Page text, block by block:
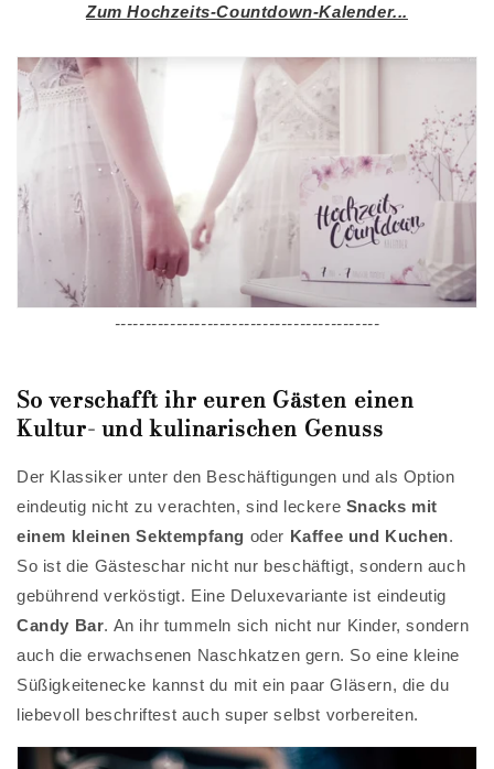
Zum Hochzeits-Countdown-Kalender...
-------------------------------------------
So verschafft ihr euren Gästen einen
Kultur- und kulinarischen Genuss
Der Klassiker unter den Beschäftigungen und als Option
eindeutig nicht zu verachten, sind leckere Snacks mit
einem kleinen Sektempfang oder Kaffee und Kuchen.
So ist die Gästeschar nicht nur beschäftigt, sondern auch
gebührend verköstigt. Eine Deluxevariante ist eindeutig
Candy Bar. An ihr tummeln sich nicht nur Kinder, sondern
auch die erwachsenen Naschkatzen gern. So eine kleine
Süßigkeitenecke kannst du mit ein paar Gläsern, die du
liebevoll beschriftest auch super selbst vorbereiten.